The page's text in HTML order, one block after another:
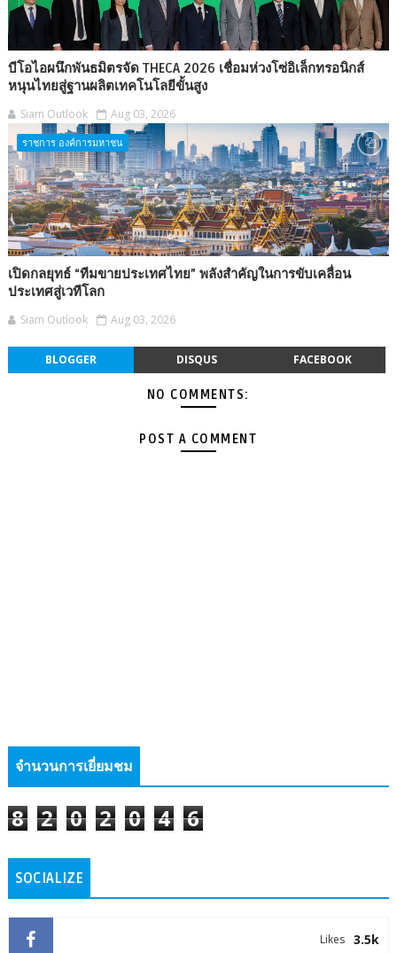
บีโอไอผนึกพันธมิตรจัด THECA 2026 เชื่อมห่วงโซ่อิเล็กทรอนิกส์
หนุนไทยสู่ฐานผลิตเทคโนโลยีขั้นสูง
Siam Outlook Aug 03, 2026
ราชการ องค์การมหาชน
เปิดกลยุทธ์ “ทีมขายประเทศไทย” พลังสำคัญในการขับเคลื่อน
ประเทศสู่เวทีโลก
Siam Outlook Aug 03, 2026
BLOGGER DISQUS FACEBOOK
NO COMMENTS:
POST A COMMENT
จำนวนการเยี่ยมชม
8 2 0 2 0 4 6
SOCIALIZE
3.5k
Likes